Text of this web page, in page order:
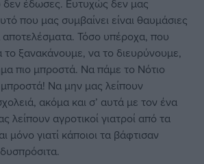
δεν έδωσες. Ευτυχώς δεν μας
που μας συμβαίνει είναι θαυμάσιες
αποτελέσματα. Τόσο υπέροχα, που
ξανακάνουμε, να το διευρύνουμε,
πιο μπροστά. Να πάμε το Νότιο
Να μην μας λείπουν
ακόμα και σ’ αυτά με τον ένα
λείπουν αγροτικοί γιατροί από τα
μόνο γιατί κάποιοι τα βάφτισαν